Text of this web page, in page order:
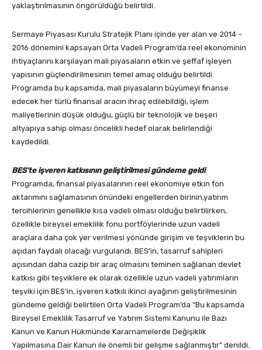
yaklaştırılmasının öngörüldüğü belirtildi.
Sermaye Piyasası Kurulu Stratejik Planı içinde yer alan ve 2014 –
2016 dönemini kapsayan Orta Vadeli Program’da reel ekonominin
ihtiyaçlarını karşılayan mali piyasaların etkin ve şeffaf işleyen
yapısının güçlendirilmesinin temel amaç olduğu belirtildi.
Programda bu kapsamda, mali piyasaların büyümeyi finanse
edecek her türlü finansal aracın ihraç edilebildiği, işlem
maliyetlerinin düşük olduğu, güçlü bir teknolojik ve beşeri
altyapıya sahip olması öncelikli hedef olarak belirlendiği
kaydedildi.
BES’te işveren katkısının geliştirilmesi gündeme geldi
Programda, finansal piyasalarının reel ekonomiye etkin fon
aktarımını sağlamasının önündeki engellerden birinin,yatırım
tercihlerinin genellikle kısa vadeli olması olduğu belirtilirken,
özellikle bireysel emeklilik fonu portföylerinde uzun vadeli
araçlara daha çok yer verilmesi yönünde girişim ve teşviklerin bu
açıdan faydalı olacağı vurgulandı. BES’in, tasarruf sahipleri
açısından daha cazip bir araç olmasını teminen sağlanan devlet
katkısı gibi teşviklere ek olarak özellikle uzun vadeli yatırımların
teşviki için BES’in, işveren katkılı ikinci ayağının geliştirilmesinin
gündeme geldiği belirtilen Orta Vadeli Program’da “Bu kapsamda
Bireysel Emeklilik Tasarruf ve Yatırım Sistemi Kanunu ile Bazı
Kanun ve Kanun Hükmünde Kararnamelerde Değişiklik
Yapılmasına Dair Kanun ile önemli bir gelişme sağlanmıştır” denildi.